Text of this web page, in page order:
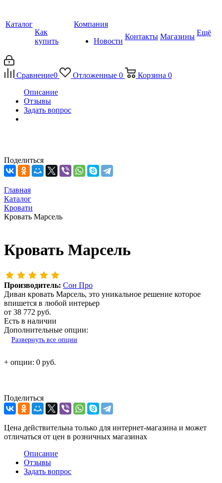
Каталог
Как
купить
Компания
Новости
Контакты Магазины Ещё
Сравнение0 Отложенные 0 Корзина 0
Описание
Отзывы
Задать вопрос
Поделиться
Главная
Каталог
Кровати
Кровать Марсель
Кровать Марсель
Производитель: Сон Про
Диван кровать Марсель, это уникальное решение которое
впишется в любой интерьер
от 38 772 руб.
Есть в наличии
Дополнительные опции:
Развернуть все опции
+ опции: 0 руб.
Поделиться
Цена действительна только для интернет-магазина и может
отличаться от цен в розничных магазинах
Описание
Отзывы
Задать вопрос